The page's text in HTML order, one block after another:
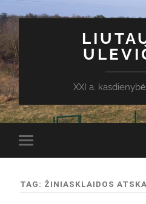
XXI a.
Toggle
mobile
TAG: ŽINIASKLAIDOS